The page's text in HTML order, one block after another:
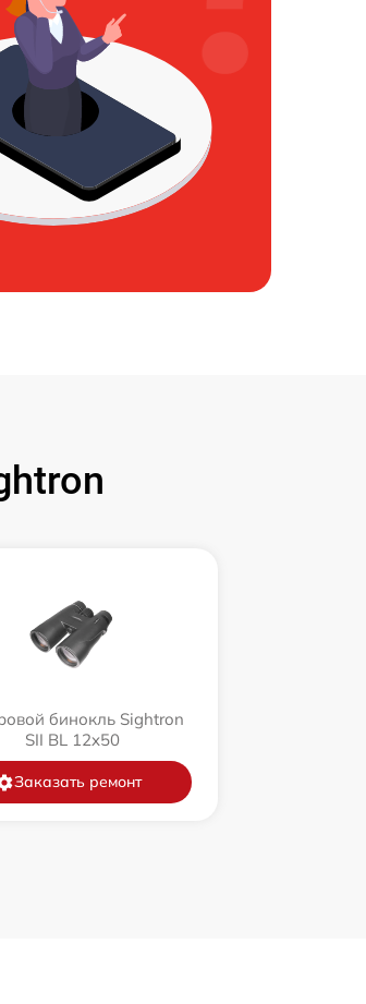
бинокль Sightron
SII BL 12x50
Заказать ремонт